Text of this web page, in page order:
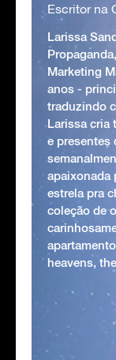
Escritor na
Larissa
Marketing
anos -
traduzindo
Larissa cria
e presentes
apaixonada
estrela pra
coleção de
heavens,